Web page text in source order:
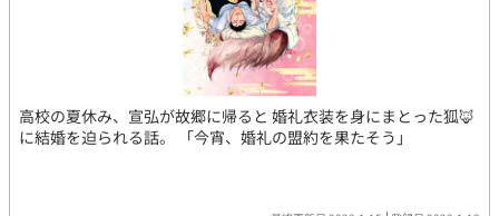
高校の夏休み、宣弘が故郷に帰ると 婚礼衣装を身にまとった狐🦊
に結婚を迫られる話。 「今宵、婚礼の盟約を果たそう」